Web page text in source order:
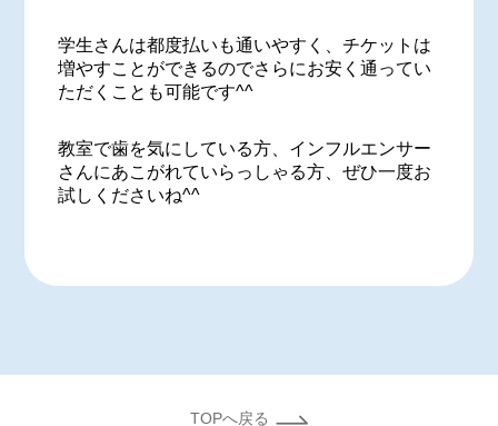
学生さんは都度払いも通いやすく、チケットは
増やすことができるのでさらにお安く通ってい
ただくことも可能です^^
教室で歯を気にしている方、インフルエンサー
さんにあこがれていらっしゃる方、ぜひ一度お
試しくださいね^^
TOPへ戻る